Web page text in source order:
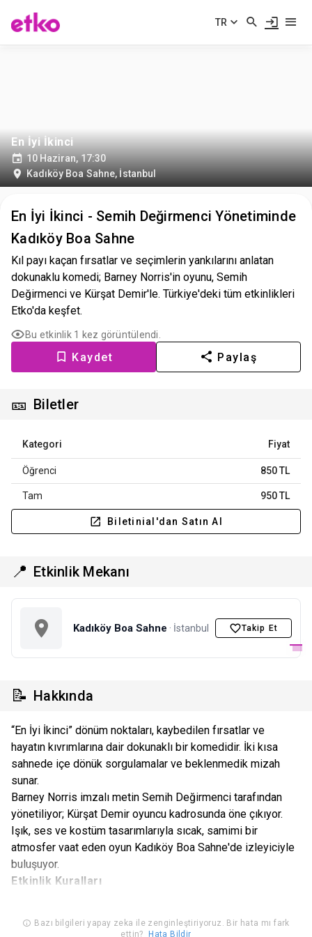
TR
En İyi İkinci
10 Haziran, 17:30
Kadıköy Boa Sahne, İstanbul
En İyi İkinci - Semih Değirmenci Yönetiminde
Kadıköy Boa Sahne
Kıl payı kaçan fırsatlar ve seçimlerin yankılarını anlatan
dokunaklu komedi; Barney Norris'in oyunu, Semih
Değirmenci ve Kürşat Demir'le. Türkiye'deki tüm etkinlikleri
Etko'da keşfet.
Bu etkinlik 1 kez görüntülendi.
Kaydet Paylaş
🎫 Biletler
Kategori Fiyat
Öğrenci 850 TL
Tam 950 TL
Biletinial'dan Satın Al
📍 Etkinlik Mekanı
Kadıköy Boa Sahne · İstanbul Takip Et
📝 Hakkında
“En İyi İkinci” dönüm noktaları, kaybedilen fırsatlar ve
hayatın kıvrımlarına dair dokunaklı bir komedidir. İki kısa
sahnede içe dönük sorgulamalar ve beklenmedik mizah
sunar.
Barney Norris imzalı metin Semih Değirmenci tarafından
yönetiliyor; Kürşat Demir oyuncu kadrosunda öne çıkıyor.
Işık, ses ve kostüm tasarımlarıyla sıcak, samimi bir
atmosfer vaat eden oyun Kadıköy Boa Sahne'de izleyiciyle
buluşuyor.
Etkinlik Kuralları
bilet bedeli ve hizmet bedeli iadesi ve/ veya değişiklik
Bazı bilgileri yapay zeka ile zenginleştiriyoruz. Bir hata mı fark
ettin?
Hata Bildir